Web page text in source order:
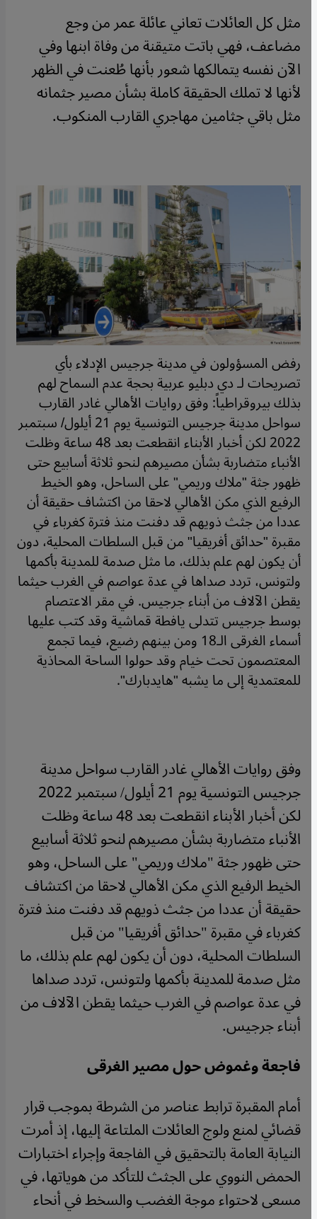
مثل كل العائلات تعاني عائلة عمر من وجع
مضاعف، فهي باتت متيقنة من وفاة ابنها وفي
الآن نفسه يتمالكها شعور بأنها طُعنت في الظهر
لأنها لا تملك الحقيقة كاملة بشأن مصير جثمانه
مثل باقي جثامين مهاجري القارب المنكوب.
رفض المسؤولون في مدينة جرجيس الإدلاء بأي
تصريحات لـ دي دبليو عربية بحجة عدم السماح لهم
بذلك بيروقراطياً: وفق روايات الأهالي غادر القارب
سواحل مدينة جرجيس التونسية يوم 21 أيلول/ سبتمبر
2022 لكن أخبار الأبناء انقطعت بعد 48 ساعة وظلت
الأنباء متضاربة بشأن مصيرهم لنحو ثلاثة أسابيع حتى
ظهور جثة "ملاك وريمي" على الساحل، وهو الخيط
الرفيع الذي مكن الأهالي لاحقا من اكتشاف حقيقة أن
عددا من جثث ذويهم قد دفنت منذ فترة كغرباء في
مقبرة "حدائق أفريقيا" من قبل السلطات المحلية، دون
أن يكون لهم علم بذلك، ما مثل صدمة للمدينة بأكمها
ولتونس، تردد صداها في عدة عواصم في الغرب حيثما
يقطن الآلاف من أبناء جرجيس. في مقر الاعتصام
بوسط جرجيس تتدلى يافطة قماشية وقد كتب عليها
أسماء الغرقى الـ18 ومن بينهم رضيع، فيما تجمع
المعتصمون تحت خيام وقد حولوا الساحة المحاذية
للمعتمدية إلى ما يشبه "هايدبارك".
وفق روايات الأهالي غادر القارب سواحل مدينة
جرجيس التونسية يوم 21 أيلول/ سبتمبر 2022
لكن أخبار الأبناء انقطعت بعد 48 ساعة وظلت
الأنباء متضاربة بشأن مصيرهم لنحو ثلاثة أسابيع
حتى ظهور جثة "ملاك وريمي" على الساحل، وهو
الخيط الرفيع الذي مكن الأهالي لاحقا من اكتشاف
حقيقة أن عددا من جثث ذويهم قد دفنت منذ فترة
كغرباء في مقبرة "حدائق أفريقيا" من قبل
السلطات المحلية، دون أن يكون لهم علم بذلك، ما
مثل صدمة للمدينة بأكمها ولتونس، تردد صداها
في عدة عواصم في الغرب حيثما يقطن الآلاف من
أبناء جرجيس.
فاجعة وغموض حول مصير الغرقى
أمام المقبرة ترابط عناصر من الشرطة بموجب قرار
قضائي لمنع ولوج العائلات الملتاعة إليها، إذ أمرت
النيابة العامة بالتحقيق في الفاجعة وإجراء اختبارات
الحمض النووي على الجثث للتأكد من هوياتها، في
مسعى لاحتواء موجة الغضب والسخط في أنحاء